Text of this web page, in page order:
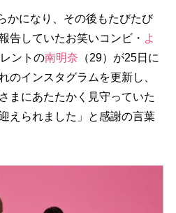
になり、その後もたびたび
告していたお笑いコンビ・ よ
ントの南明奈 （29）が25日に
のインスタグラムを更新し、
まにあたたかく見守っていた
えられました」と感謝の言葉